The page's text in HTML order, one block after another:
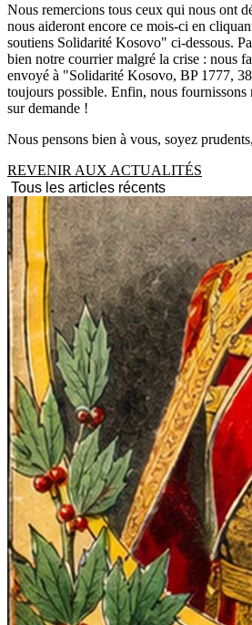
Nous remercions tous ceux qui nous ont
nous aideront encore ce mois-ci en
soutiens Solidarité Kosovo" ci-dessous.
bien notre courrier malgré la crise : nous
envoyé à "Solidarité Kosovo, BP 1777,
toujours possible. Enfin, nous fournissons
sur demande !
Nous pensons bien à vous, soyez
REVENIR AUX ACTUALITÉS